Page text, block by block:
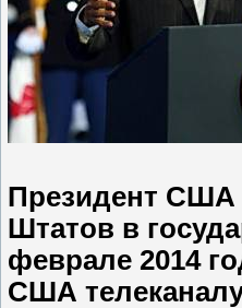
Президент США
Штатов в
феврале 2014
США